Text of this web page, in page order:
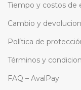
Tiempo y costos de
Cambio y
Política de
Términos y
FAQ – AvalPay